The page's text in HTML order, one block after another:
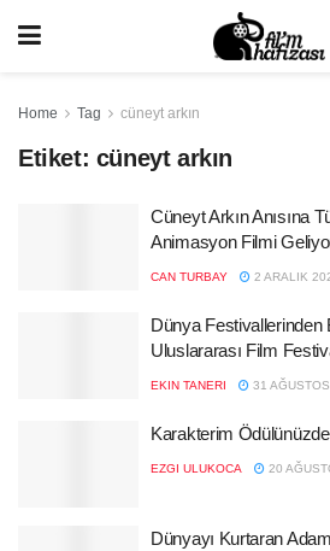
Home Tag cüneyt arkın
Etiket: cüneyt arkın
Cüneyt Arkın Anısına
Animasyon Filmi
CAN TURBAY 2 ARALIK
Dünya Festivallerinden
Uluslararası Film
EKIN TANERI 31
Karakterim
EZGI ULUKOCA 20
Dünyayı Kurtaran